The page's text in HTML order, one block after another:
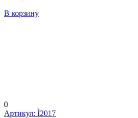
В корзину
0
Артикул: Ì2017